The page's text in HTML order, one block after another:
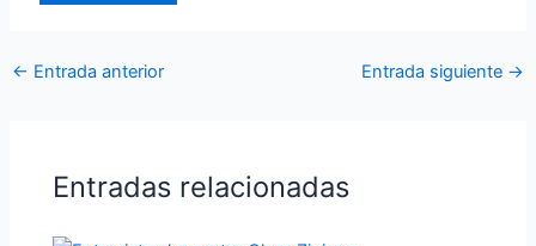
← Entrada anterior Entrada siguiente →
Entradas relacionadas